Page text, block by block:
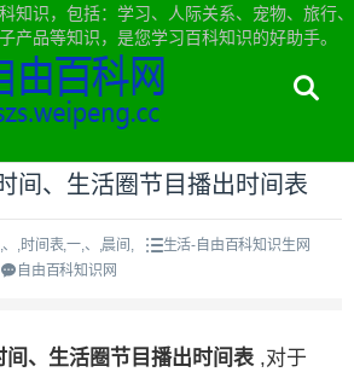
知识，包括：学习、人际关系、宠物、旅行、
产品等知识，是您学习百科知识的好助手。
网首页>生活
间、生活圈节目播出时间表
,时间表,一,、,晨间,
生活-自由百科知识生网
自由百科知识网
间、生活圈节目播出时间表 ,对于